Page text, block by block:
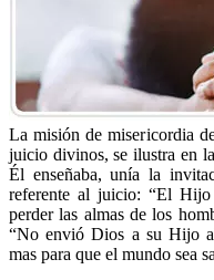
La misión de misericordia
juicio divinos, se ilustra en
Él enseñaba, unía la
referente al juicio: “El
perder las almas de los
“No envió Dios a su Hijo
mas para que el mundo sea